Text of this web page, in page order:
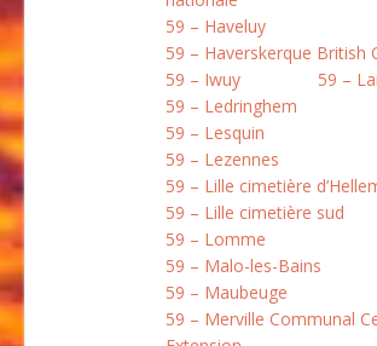
59 – Haveluy
59 – Haverskerque British
59 – Iwuy
59 –
59 – Ledringhem
59 – Lesquin
59 – Lezennes
59 – Lille cimetière
59 – Lille cimetière sud
59 – Lomme
59 – Malo-les-Bains
59 – Maubeuge
59 – Merville Communal